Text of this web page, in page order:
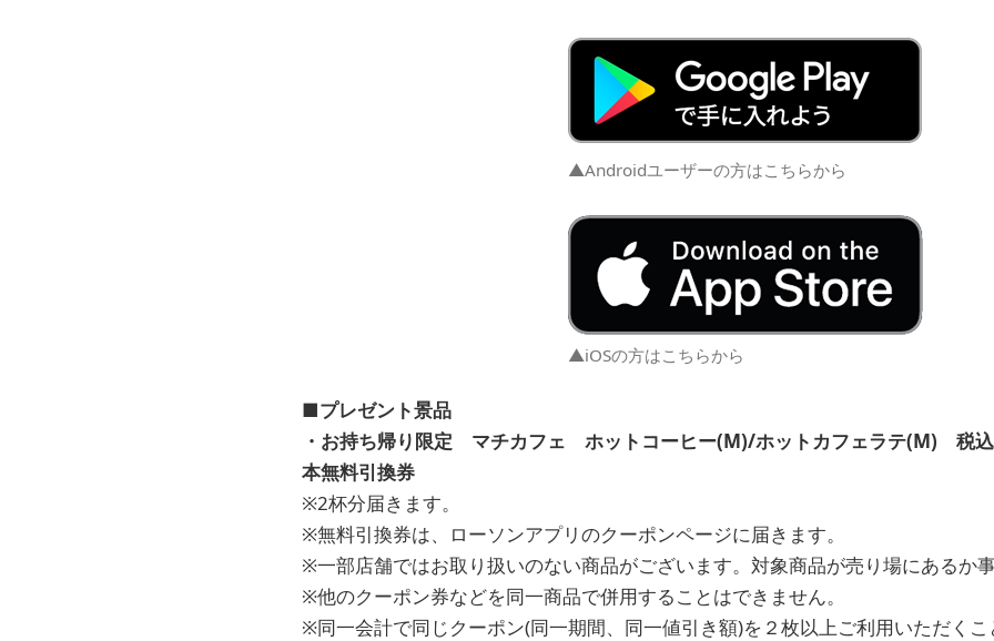
▲Androidユーザーの方はこちらから
▲iOSの方はこちらから
■プレゼント景品
・お持ち帰り限定 マチカフェ ホットコーヒー(M)/ホットカフェラテ(M) 税
本無料引換券
※2杯分届きます。
※無料引換券は、ローソンアプリのクーポンページに届きます。
※一部店舗ではお取り扱いのない商品がございます。対象商品が売り場にあるか事
※他のクーポン券などを同一商品で併用することはできません。
※同一会計で同じクーポン(同一期間、同一値引き額)を２枚以上ご利用いただくこ